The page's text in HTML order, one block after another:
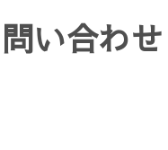
い合わせ